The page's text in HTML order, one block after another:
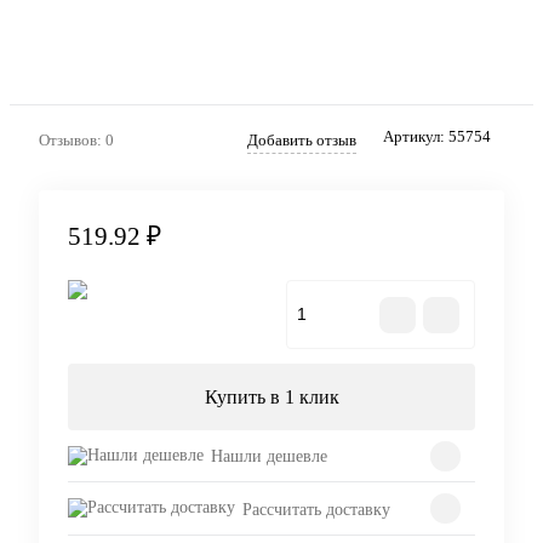
Отзывов: 0 Добавить отзыв Артикул: 55754
519.92 ₽
Купить в 1 клик
Нашли дешевле
Рассчитать доставку